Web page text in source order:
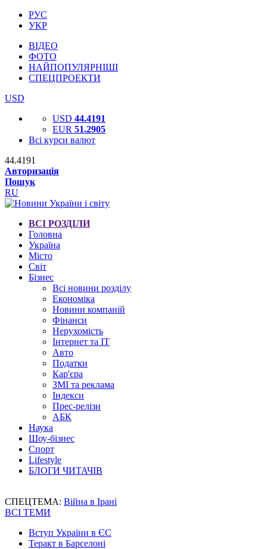
РУС
УКР
ВІДЕО
ФОТО
НАЙПОПУЛЯРНІШІ
СПЕЦПРОЕКТИ
USD
USD 44.4191
EUR 51.2905
Всі курси валют
44.4191
Авторизація
Пошук
RU
ВСІ РОЗДІЛИ
Головна
Україна
Місто
Світ
Бізнес
Всі новини розділу
Економіка
Новини компаній
Фінанси
Нерухомість
Інтернет та IT
Авто
Податки
Кар'єра
ЗМІ та реклама
Індекси
Прес-релізи
АБК
Наука
Шоу-бізнес
Спорт
Lifestyle
БЛОГИ ЧИТАЧІВ
СПЕЦТЕМА: Війна в Ірані
ВСІ ТЕМИ
Вступ України в ЄС
Теракт в Барселоні